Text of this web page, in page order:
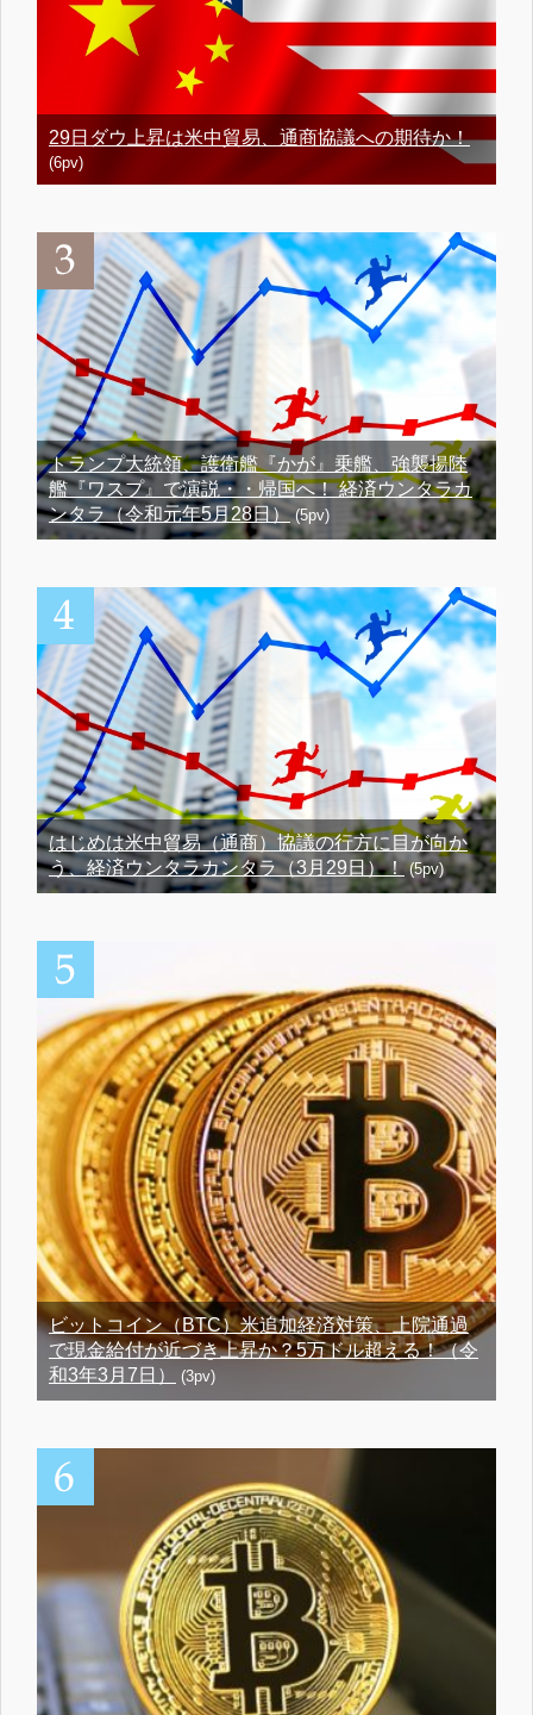
29日ダウ上昇は米中貿易、通商協議への期待か！
(6pv)
トランプ大統領、護衛艦『かが』乗艦、強襲揚陸
艦『ワスプ』で演説・・帰国へ！ 経済ウンタラカ
ンタラ（令和元年5月28日）(5pv)
はじめは米中貿易（通商）協議の行方に目が向か
う、経済ウンタラカンタラ（3月29日）！(5pv)
ビットコイン（BTC）米追加経済対策、上院通過
で現金給付が近づき上昇か？5万ドル超える！（令
和3年3月7日）
(3pv)